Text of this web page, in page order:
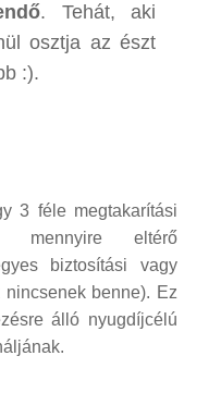
. Tehát, aki
osztja az észt
:).
3 féle megtakarítási
mennyire eltérő
biztosítási vagy
benne). Ez
álló nyugdíjcélú